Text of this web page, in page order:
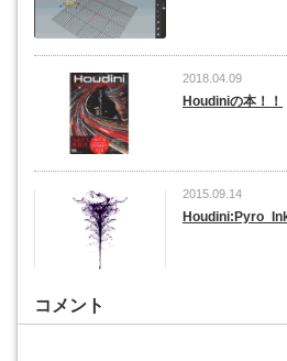
2018.04.09
Houdiniの本！！
2015.09.14
コメント